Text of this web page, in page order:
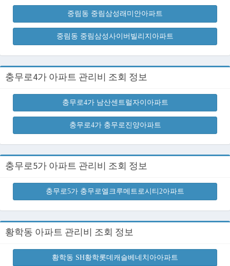
중림동 중림삼성래미안아파트
중림동 중림삼성사이버빌리지아파트
충무로4가 아파트 관리비 조회 정보
충무로4가 남산센트럴자이아파트
충무로4가 충무로진양아파트
충무로5가 아파트 관리비 조회 정보
충무로5가 충무로엘크루메트로시티2아파트
황학동 아파트 관리비 조회 정보
황학동 SH황학롯데캐슬베네치아아파트